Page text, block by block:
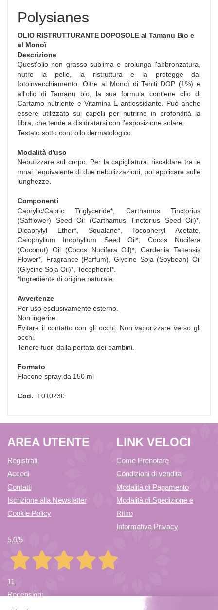
Polysianes
OLIO RISTRUTTURANTE DOPOSOLE al Tamanu Bio e
al Monoï
Descrizione
Quest'olio non grasso sublima e prolunga l'abbronzatura,
nutre la pelle, la ristruttura e la protegge dal
fotoinvecchiamento. Oltre al Monoï di Tahiti DOP (1%) e
all'olio di Tamanu bio, la sua formula contiene olio di
Cartamo nutriente e Vitamina E antiossidante. Può anche
essere utilizzato sui capelli per nutrirne in profondità la
fibra, che tende a disidratarsi con l'esposizione solare.
Testato sotto controllo dermatologico.
Modalità d'uso
Nebulizzare sul corpo. Per la capigliatura: riscaldare tra le
mnai l'equivalente di due nebulizzazioni, poi applicare sulle
lunghezze.
Componenti
Caprylic/Capric Triglyceride*, Carthamus Tinctorius
(Safflower) Seed Oil (Carthamus Tinctorius Seed Oil)*,
Dicaprylyl Ether*, Squalane*, Tocopheryl Acetate,
Calophyllum Inophyllum Seed Oil*, Cocos Nucifera
(Coconut) Oil (Cocos Nucifera Oil)*, Gardenia Taitensis
Flower*, Fragrance (Parfum), Glycine Soja (Soybean) Oil
(Glycine Soja Oil)*, Tocopherol*.
*Ingrediente di origine naturale.
Avvertenze
Per uso esclusivamente esterno.
Non ingerire.
Evitare il contatto con gli occhi. Non vaporizzare verso gli
occhi.
Tenere fuori dalla portata dei bambini.
Formato
Flacone spray da 150 ml
Cod. IT010230
AREA UTENTE
Registrati
Accedi
Contatti
Iscrizione alla Newsletter
Cookie Policy
LINK VELOCI
Come Prenotare
Condizioni di vendita
Modalità di Pagamento
Modalità di Spedizione e
Ritiro
Informativa Privacy
5,0/5
11
Recensioni